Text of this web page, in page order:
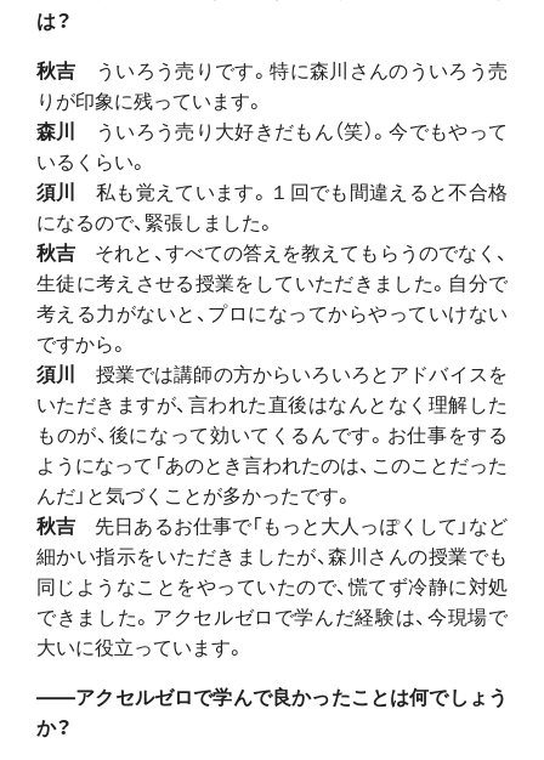
は？
秋吉 ういろう売りです。特に森川さんのういろう売
りが印象に残っています。
森川 ういろう売り大好きだもん（笑）。今でもやって
いるくらい。
須川 私も覚えています。１回でも間違えると不合格
になるので、緊張しました。
秋吉 それと、すべての答えを教えてもらうのでなく、
生徒に考えさせる授業をしていただきました。自分で
考える力がないと、プロになってからやっていけない
ですから。
須川 授業では講師の方からいろいろとアドバイスを
いただきますが、言われた直後はなんとなく理解した
ものが、後になって効いてくるんです。お仕事をする
ようになって「あのとき言われたのは、このことだった
んだ」と気づくことが多かったです。
秋吉 先日あるお仕事で「もっと大人っぽくして」など
細かい指示をいただきましたが、森川さんの授業でも
同じようなことをやっていたので、慌てず冷静に対処
できました。アクセルゼロで学んだ経験は、今現場で
大いに役立っています。
――アクセルゼロで学んで良かったことは何でしょう
か？